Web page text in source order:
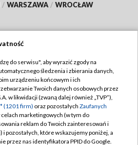
/ WARSZAWA / WROCŁAW
TVP
TVP
Cyfrowa
Regulamin TVP
prywatności
Moje zgody
Pomoc
do serwisu", aby wyrazić zgody na
śledzenia i zbierania danych,
urządzeniu końcowym i ich
Twoich danych osobowych przez
w likwidacji (zwaną dalej również „TVP”),
(1201 firm) oraz pozostałych Zaufanych
celach marketingowych (w tym do
reklam do Twoich zainteresowań i
pozostałych, które wskazujemy poniżej, a
przez nas identyfikatora PPID do Google.